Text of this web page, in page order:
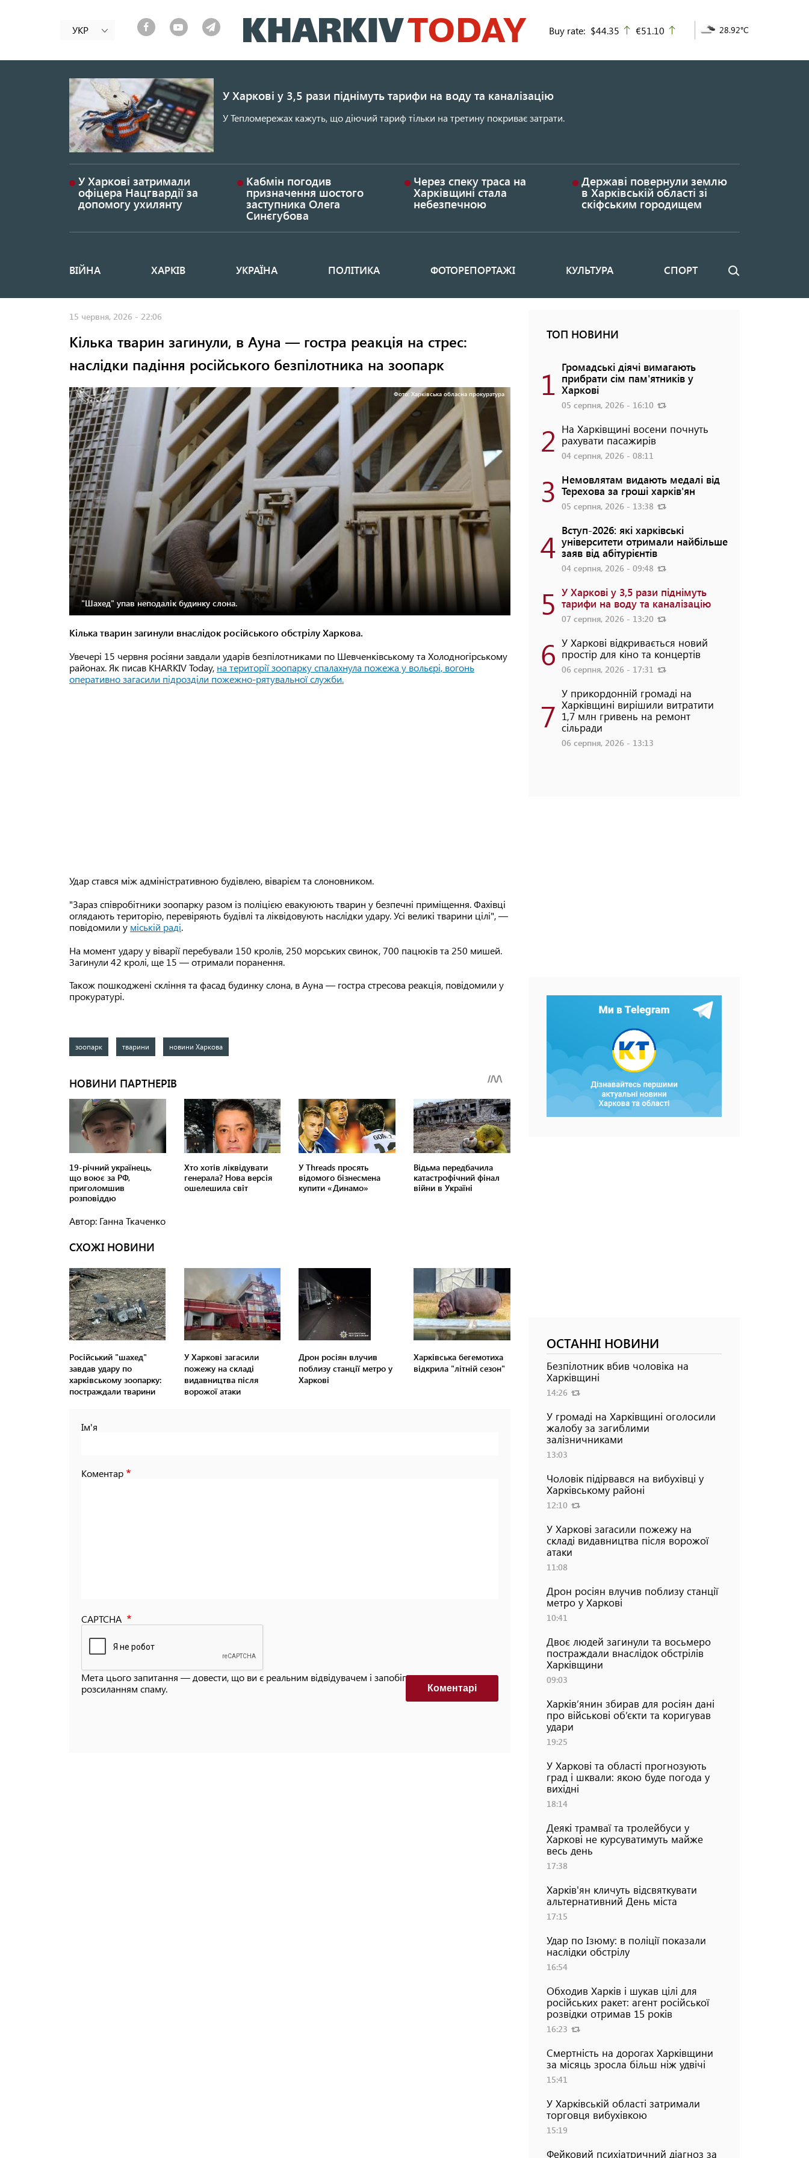
до
основного
УКР Buy rate: $44.35 up
€51.10 28.92°C
У Харкові у 3,5 рази піднімуть тарифи на воду та каналізацію
У Тепломережах кажуть, що діючий тариф тільки на третину покриває затрати.
У Харкові затримали
офіцера Нацгвардії за
допомогу ухилянту
Кабмін погодив
призначення шостого
заступника Олега
Синєгубова
Через спеку траса на
Харківщині стала
небезпечною
Державі повернули землю
в Харківській області зі
скіфським городищем
Основная
ВІЙНА ХАРКІВ УКРАЇНА ПОЛІТИКА ФОТОРЕПОРТАЖІ КУЛЬТУРА СПОРТ Пошук
15 червня, 2026 - 22:06
Кілька тварин загинули, в Ауна — гостра реакція на стрес:
наслідки падіння російського безпілотника на зоопарк
Фото: Харківська обласна прокуратура
"Шахед" упав неподалік будинку слона.
Кілька тварин загинули внаслідок російського обстрілу Харкова.
Увечері 15 червня росіяни завдали ударів безпілотниками по Шевченківському та Холодногірському
районах. Як писав KHARKIV Today, на території зоопарку спалахнула пожежа у вольєрі, вогонь
оперативно загасили підрозділи пожежно-рятувальної служби.
Удар стався між адміністративною будівлею, віварієм та слоновником.
"Зараз співробітники зоопарку разом із поліцією евакуюють тварин у безпечні приміщення. Фахівці
оглядають територію, перевіряють будівлі та ліквідовують наслідки удару. Усі великі тварини цілі", —
повідомили у міській раді.
На момент удару у віварії перебували 150 кролів, 250 морських свинок, 700 пацюків та 250 мишей.
Загинули 42 кролі, ще 15 — отримали поранення.
Також пошкоджені скління та фасад будинку слона, в Ауна — гостра стресова реакція, повідомили у
прокуратурі.
зоопарк тварини новини Харкова
Автор: Ганна Ткаченко
СХОЖІ НОВИНИ
Російський "шахед"
завдав удару по
харківському зоопарку:
постраждали тварини
У Харкові загасили
пожежу на складі
видавництва після
ворожої атаки
Дрон росіян влучив
поблизу станції метро у
Харкові
Харківська бегемотиха
відкрила "літній сезон"
Ім'я
Коментар
CAPTCHA
Мета цього запитання — довести, що ви є реальним відвідувачем і запобігти автоматизованим
розсиланням спаму.
Коментарi
ТОП НОВИНИ
1 Громадські діячі вимагають
прибрати сім пам'ятників у
Харкові
05 серпня, 2026 - 16:10
2 На Харківщині восени почнуть
рахувати пасажирів
04 серпня, 2026 - 08:11
3 Немовлятам видають медалі від
Терехова за гроші харків'ян
05 серпня, 2026 - 13:38
4 Вступ-2026: які харківські
університети отримали найбільше
заяв від абітурієнтів
04 серпня, 2026 - 09:48
5 У Харкові у 3,5 рази піднімуть
тарифи на воду та каналізацію
07 серпня, 2026 - 13:20
6 У Харкові відкривається новий
простір для кіно та концертів
06 серпня, 2026 - 17:31
7
У прикордонній громаді на
Харківщині вирішили витратити
1,7 млн гривень на ремонт
сільради
06 серпня, 2026 - 13:13
ОСТАННІ НОВИНИ
Безпілотник вбив чоловіка на
Харківщині
14:26
У громаді на Харківщині оголосили
жалобу за загиблими
залізничниками
13:03
Чоловік підірвався на вибухівці у
Харківському районі
12:10
У Харкові загасили пожежу на
складі видавництва після ворожої
атаки
11:08
Дрон росіян влучив поблизу станції
метро у Харкові
10:41
Двоє людей загинули та восьмеро
постраждали внаслідок обстрілів
Харківщини
09:03
Харків’янин збирав для росіян дані
про військові об’єкти та коригував
удари
19:25
У Харкові та області прогнозують
град і шквали: якою буде погода у
вихідні
18:14
Деякі трамваї та тролейбуси у
Харкові не курсуватимуть майже
весь день
17:38
Харків'ян кличуть відсвяткувати
альтернативний День міста
17:15
Удар по Ізюму: в поліції показали
наслідки обстрілу
16:54
Обходив Харків і шукав цілі для
російських ракет: агент російської
розвідки отримав 15 років
16:23
Смертність на дорогах Харківщини
за місяць зросла більш ніж удвічі
15:41
У Харківській області затримали
торговця вибухівкою
15:19
Фейковий психіатричний діагноз за